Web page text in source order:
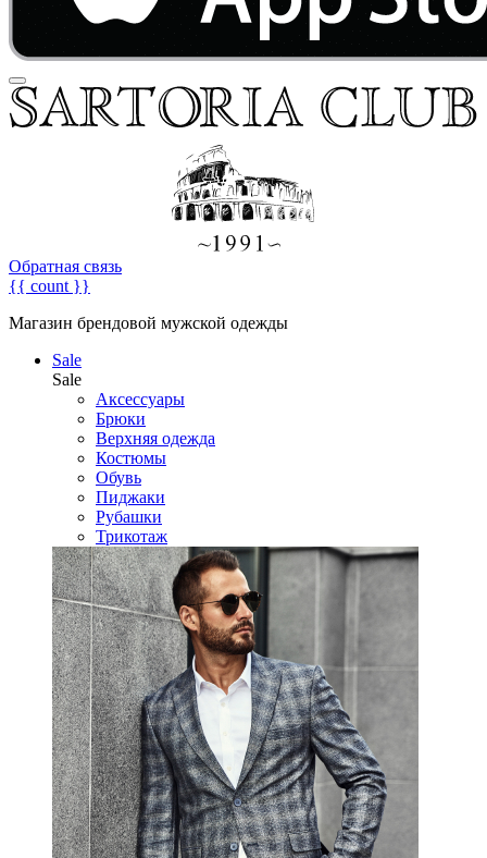
Обратная связь
{{ count }}
Магазин брендовой мужской одежды
Sale
Sale
Аксессуары
Брюки
Верхняя одежда
Костюмы
Обувь
Пиджаки
Рубашки
Трикотаж